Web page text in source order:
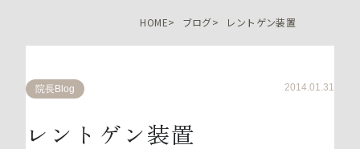
HOME ブログ レントゲン装置
院長Blog 2014.01.31
レントゲン装置